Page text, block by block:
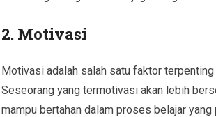
2. Motivasi
Motivasi adalah salah satu faktor
Seseorang yang termotivasi akan lebih
mampu bertahan dalam proses belajar